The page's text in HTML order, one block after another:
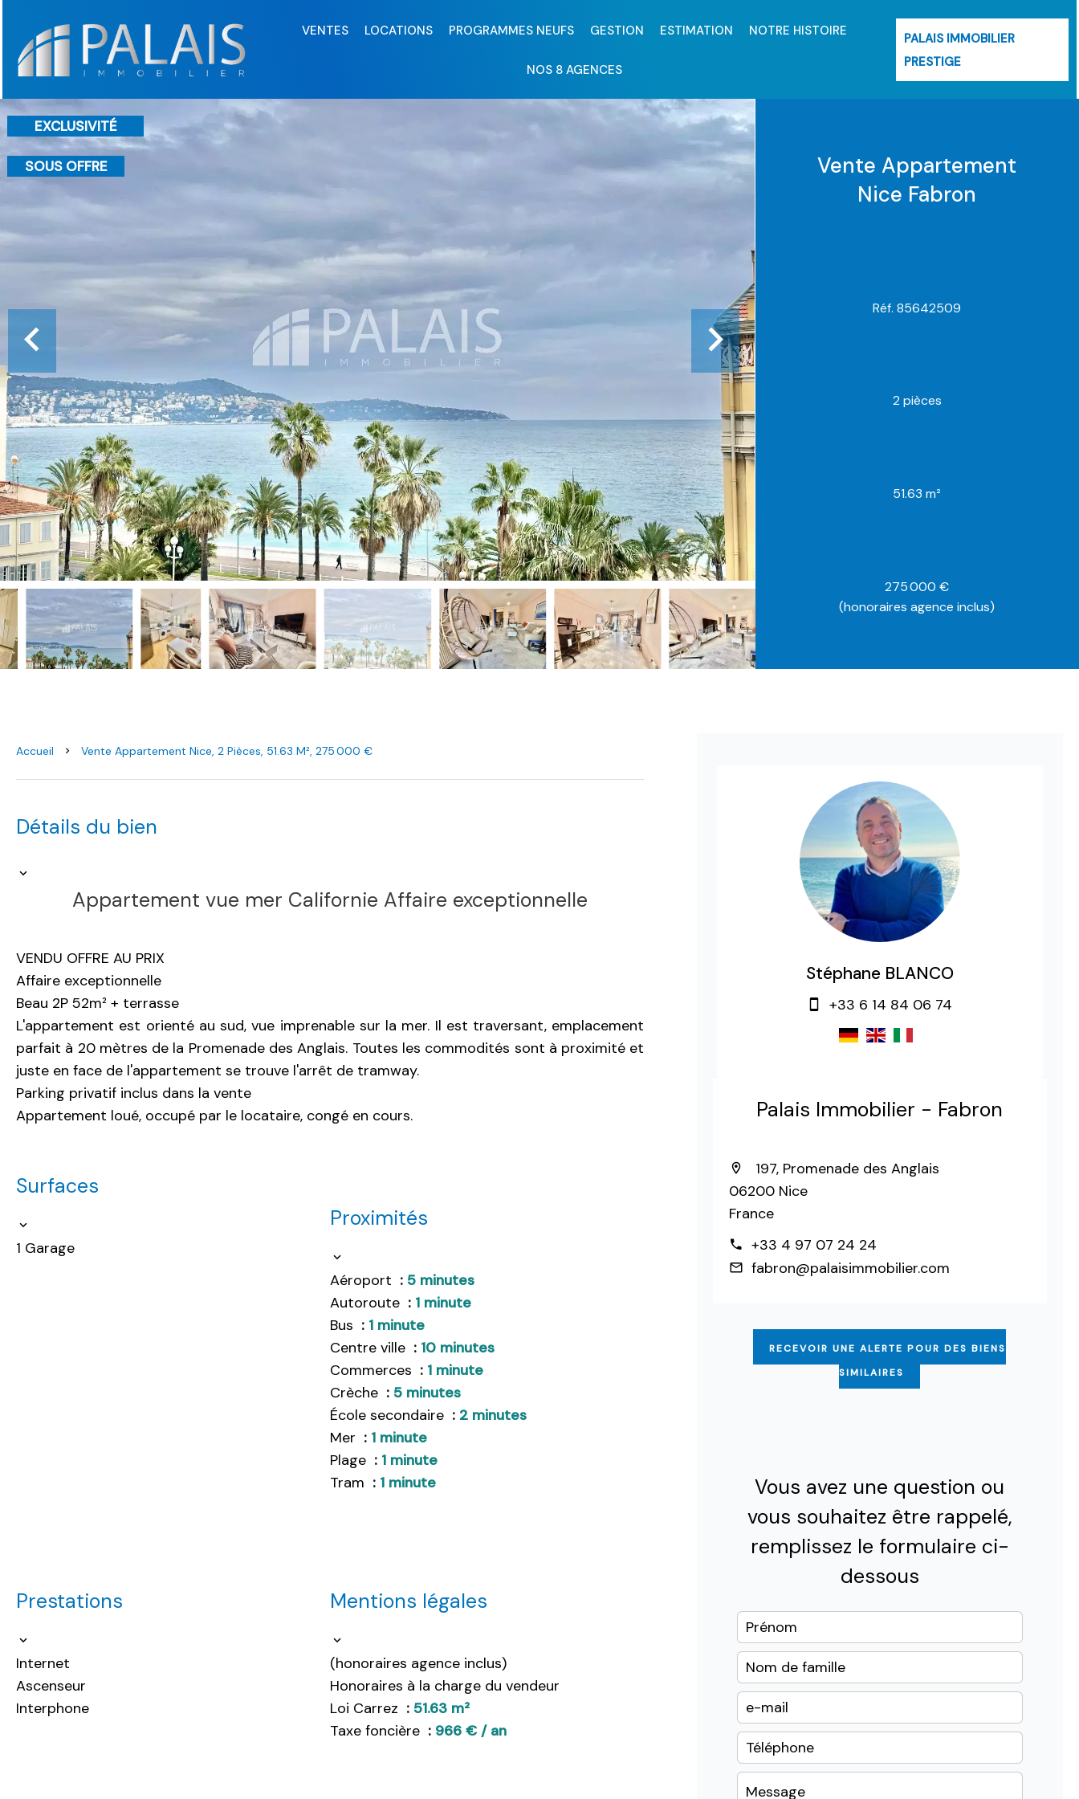
VENTES LOCATIONS PROGRAMMES NEUFS GESTION ESTIMATION NOTRE HISTOIRE
NOS 8 AGENCES
PALAIS IMMOBILIER
PRESTIGE
Vente Appartement
Nice Fabron
Réf. 85642509
2 pièces
51.63 m²
275 000 €
(honoraires agence inclus)
SOUS OFFRE
EXCLUSIVITÉ
Accueil Vente Appartement Nice, 2 Pièces, 51.63 M², 275 000 €
Détails du bien
Appartement vue mer Californie Affaire exceptionnelle
VENDU OFFRE AU PRIX
Affaire exceptionnelle
Beau 2P 52m² + terrasse
L'appartement est orienté au sud, vue imprenable sur la mer. Il est traversant, emplacement
parfait à 20 mètres de la Promenade des Anglais. Toutes les commodités sont à proximité et
juste en face de l'appartement se trouve l'arrêt de tramway.
Parking privatif inclus dans la vente
Appartement loué, occupé par le locataire, congé en cours.
Surfaces
1 Garage
Proximités
Aéroport
5 minutes
Autoroute
1 minute
Bus
1 minute
Centre ville
10 minutes
Commerces
1 minute
Crèche
5 minutes
École secondaire
2 minutes
Mer
1 minute
Plage
1 minute
Tram
1 minute
Prestations
Internet
Ascenseur
Interphone
Mentions légales
(honoraires agence inclus)
Honoraires à la charge du vendeur
Loi Carrez
51.63 m²
Taxe foncière
966 € / an
Stéphane BLANCO
+33 6 14 84 06 74
Palais Immobilier - Fabron
197, Promenade des Anglais
06200 Nice
France
+33 4 97 07 24 24
fabron@palaisimmobilier.com
RECEVOIR UNE ALERTE POUR DES BIENS
SIMILAIRES
Vous avez une question ou
vous souhaitez être rappelé,
remplissez le formulaire ci-
dessous